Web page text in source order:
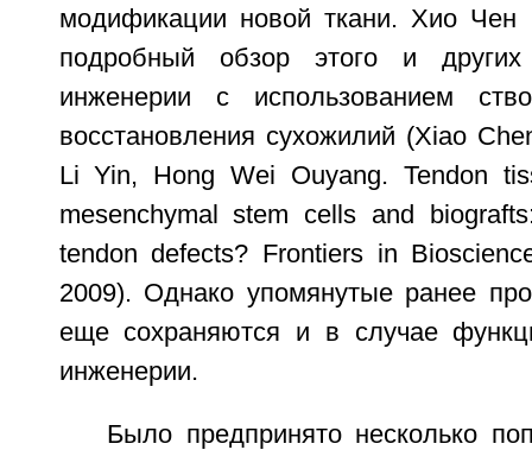
модификации новой ткани. Хио Чен
подробный обзор этого и других
инженерии с использованием
восстановления сухожилий (Xiao
Li Yin, Hong Wei Ouyang. Tendon
mesenchymal stem cells and
tendon defects? Frontiers in
2009). Однако упомянутые ранее
еще сохраняются и в случае
инженерии.
Было предпринято несколько